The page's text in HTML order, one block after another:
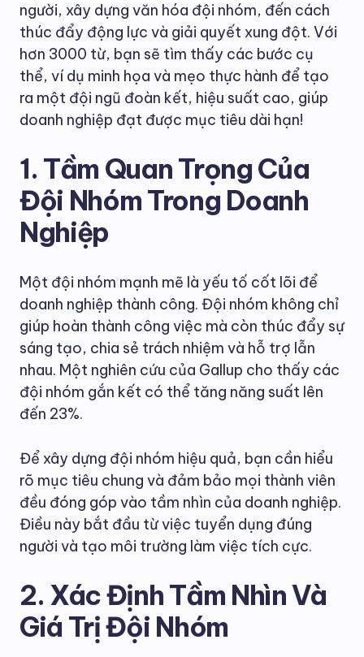
người, xây dựng văn hóa đội nhóm, đến cách
thúc đẩy động lực và giải quyết xung đột. Với
hơn 3000 từ, bạn sẽ tìm thấy các bước cụ
thể, ví dụ minh họa và mẹo thực hành để tạo
ra một đội ngũ đoàn kết, hiệu suất cao, giúp
doanh nghiệp đạt được mục tiêu dài hạn!
1. Tầm Quan Trọng Của
Đội Nhóm Trong Doanh
Nghiệp
Một đội nhóm mạnh mẽ là yếu tố cốt lõi để
doanh nghiệp thành công. Đội nhóm không chỉ
giúp hoàn thành công việc mà còn thúc đẩy sự
sáng tạo, chia sẻ trách nhiệm và hỗ trợ lẫn
nhau. Một nghiên cứu của Gallup cho thấy các
đội nhóm gắn kết có thể tăng năng suất lên
đến 23%.
Để xây dựng đội nhóm hiệu quả, bạn cần hiểu
rõ mục tiêu chung và đảm bảo mọi thành viên
đều đóng góp vào tầm nhìn của doanh nghiệp.
Điều này bắt đầu từ việc tuyển dụng đúng
người và tạo môi trường làm việc tích cực.
2. Xác Định Tầm Nhìn Và
Giá Trị Đội Nhóm